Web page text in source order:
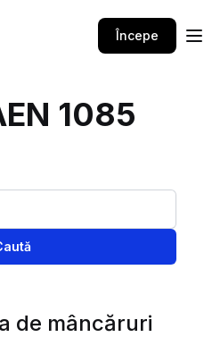
Începe
1085
de mâncăruri